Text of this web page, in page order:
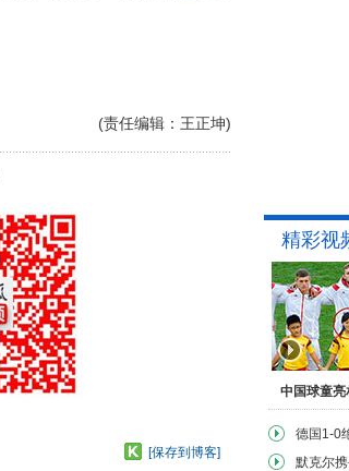
(责任编辑：王正坤)
[保存到博客]
精彩视
中国球童
德国1-0
默克尔